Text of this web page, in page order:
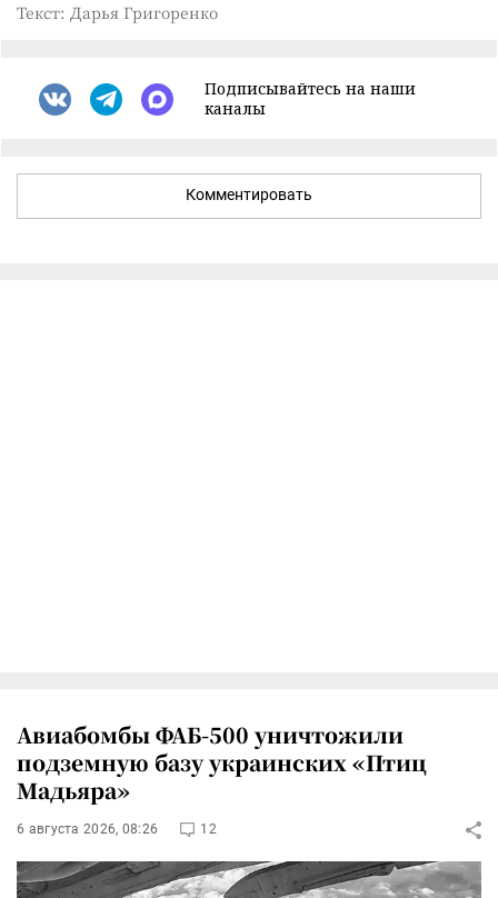
Текст: Дарья Григоренко
Подписывайтесь на наши
каналы
Комментировать
Авиабомбы ФАБ-500 уничтожили
подземную базу украинских «Птиц
Мадьяра»
6 августа 2026, 08:26 12